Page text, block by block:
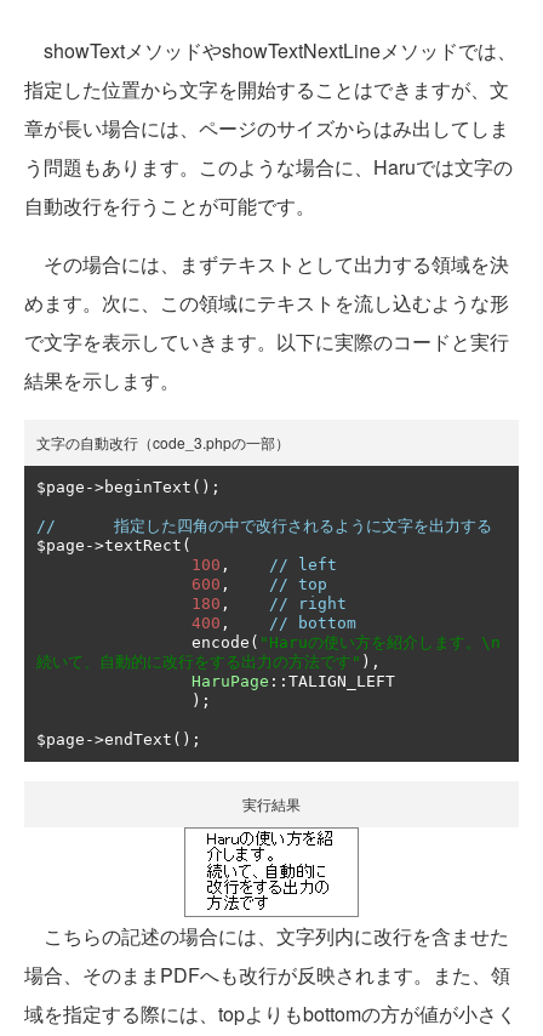
showTextメソッドやshowTextNextLineメソッドでは、
指定した位置から文字を開始することはできますが、文
章が長い場合には、ページのサイズからはみ出してしま
う問題もあります。このような場合に、Haruでは文字の
自動改行を行うことが可能です。
その場合には、まずテキストとして出力する領域を決
めます。次に、この領域にテキストを流し込むような形
で文字を表示していきます。以下に実際のコードと実行
結果を示します。
文字の自動改行（code_3.phpの一部）
$page ->beginText ();
//      指定した四角の中で改行されるように文字を出力する
$page ->textRect (
100 ,
// left
600 ,
// top
180 ,
// right
400 ,
// bottom
                encode
( "Haruの使い方を紹介します。\n
続いて、自動的に改行をする出力の方法です" ),
HaruPage :: TALIGN_LEFT
);
$page ->endText ();
実行結果
こちらの記述の場合には、文字列内に改行を含ませた
場合、そのままPDFへも改行が反映されます。また、領
域を指定する際には、topよりもbottomの方が値が小さく